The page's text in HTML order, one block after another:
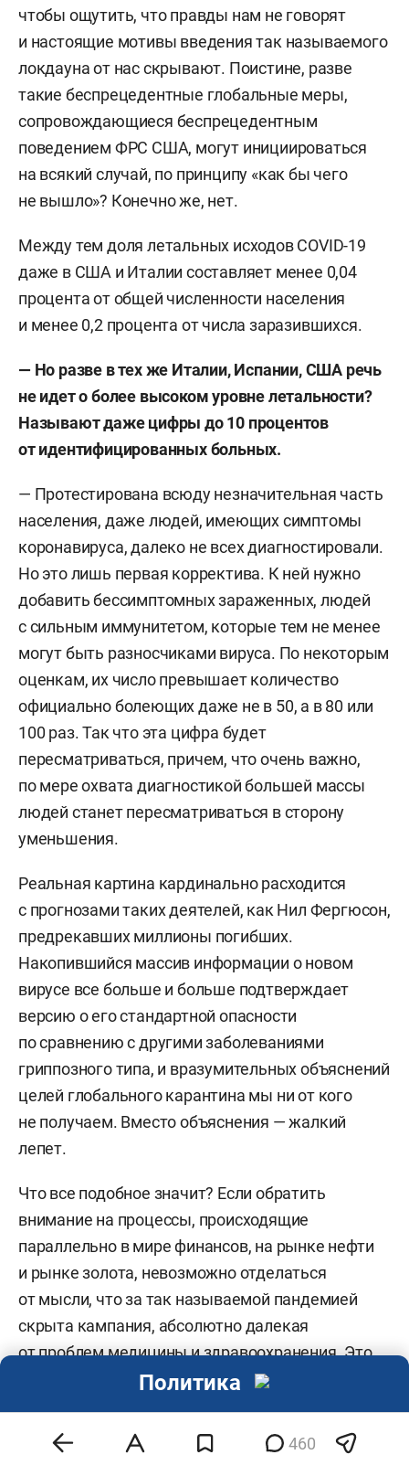
чтобы ощутить, что правды нам не говорят
и настоящие мотивы введения так называемого
локдауна от нас скрывают. Поистине, разве
такие беспрецедентные глобальные меры,
сопровождающиеся беспрецедентным
поведением ФРС США, могут инициироваться
на всякий случай, по принципу «как бы чего
не вышло»? Конечно же, нет.
Между тем доля летальных исходов COVID-19
даже в США и Италии составляет менее 0,04
процента от общей численности населения
и менее 0,2 процента от числа заразившихся.
— Но разве в тех же Италии, Испании, США речь
не идет о более высоком уровне летальности?
Называют даже цифры до 10 процентов
от идентифицированных больных.
— Протестирована всюду незначительная часть
населения, даже людей, имеющих симптомы
коронавируса, далеко не всех диагностировали.
Но это лишь первая корректива. К ней нужно
добавить бессимптомных зараженных, людей
с сильным иммунитетом, которые тем не менее
могут быть разносчиками вируса. По некоторым
оценкам, их число превышает количество
официально болеющих даже не в 50, а в 80 или
100 раз. Так что эта цифра будет
пересматриваться, причем, что очень важно,
по мере охвата диагностикой большей массы
людей станет пересматриваться в сторону
уменьшения.
Реальная картина кардинально расходится
с прогнозами таких деятелей, как Нил Фергюсон,
предрекавших миллионы погибших.
Накопившийся массив информации о новом
вирусе все больше и больше подтверждает
версию о его стандартной опасности
по сравнению с другими заболеваниями
гриппозного типа, и вразумительных объяснений
целей глобального карантина мы ни от кого
не получаем. Вместо объяснения — жалкий
лепет.
Что все подобное значит? Если обратить
внимание на процессы, происходящие
параллельно в мире финансов, на рынке нефти
и рынке золота, невозможно отделаться
от мысли, что за так называемой пандемией
скрыта кампания, абсолютно далекая
от проблем медицины и здравоохранения. Это
задача политическая, связанная с переделом
собственности как правового конденсата
власти.
Фактически это гибридная война,
460
Политика